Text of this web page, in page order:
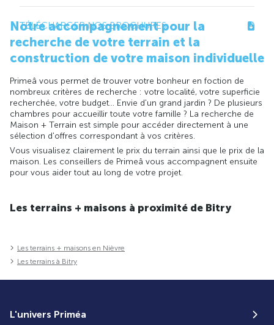
TÉLÉCHARGER NOS BROCHURES
Notre accompagnement pour la
recherche de votre terrain et la
construction de votre maison individuelle
Primeâ vous permet de trouver votre bonheur en foction de
nombreux critères de recherche : votre localité, votre superficie
recherchée, votre budget... Envie d'un grand jardin ? De plusieurs
chambres pour accueillir toute votre famille ? La recherche de
Maison + Terrain est simple pour accéder directement à une
sélection d'offres correspondant à vos critères.
Vous visualisez clairement le prix du terrain ainsi que le prix de la
maison. Les conseillers de Primeâ vous accompagnent ensuite
pour vous aider tout au long de votre projet.
Les terrains + maisons à proximité de Bitry
Les terrains + maisons en Nièvre
Les terrains à Bitry
L'univers Priméa